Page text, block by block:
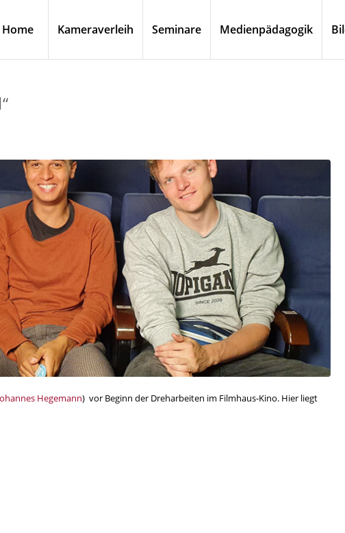
Home Kameraverleih Seminare Medienpädagogik
Hegemann) vor Beginn der Dreharbeiten im Filmhaus-Kino. Hier liegt